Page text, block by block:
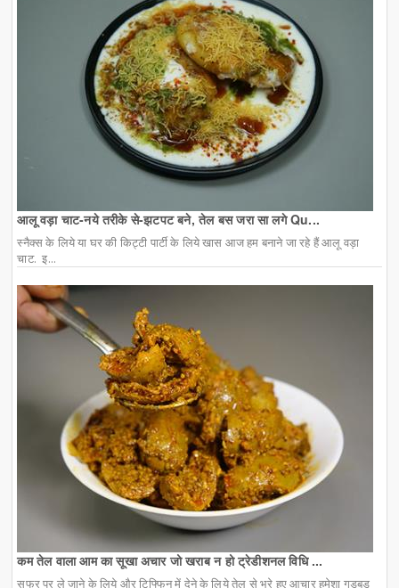
आलू वड़ा चाट-नये तरीके से-झटपट बने, तेल बस जरा सा लगे Qu...
स्नैक्स के लिये या घर की किट्टी पार्टी के लिये खास आज हम बनाने जा रहे हैं आलू वड़ा
चाट. इ...
कम तेल वाला आम का सूखा अचार जो खराब न हो ट्रेडीशनल विधि ...
सफर पर ले जाने के लिये और टिफ्फिन में देने के लिये तेल से भरे हुए आचार हमेशा गड़बड़